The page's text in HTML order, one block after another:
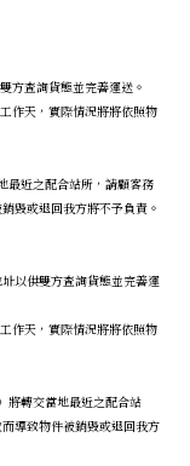
方查詢貨態並完善運送。
作天，實際情況將將依照物
最近之配合站所，請顧客務
毀或退回我方將不予負責。
以供雙方查詢貨態並完善運
作天，實際情況將將依照物
將轉交當地最近之配合站
導致物件被銷毀或退回我方